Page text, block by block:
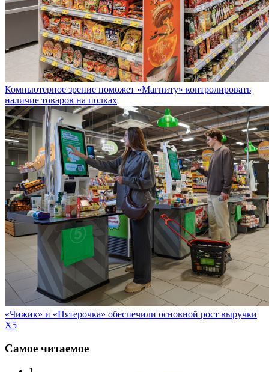
Компьютерное зрение поможет «Магниту» контролировать
наличие товаров на полках
«Чижик» и «Пятерочка» обеспечили основной рост выручки
X5
Самое читаемое